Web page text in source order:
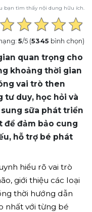
bạn tìm thấy nội dung hữu ích.
5/5 (5345 bình chọn)
quan trọng cho
khoảng thời gian
vai trò then
tư duy, học hỏi và
sữa phát triển
để đảm bảo cung
hỗ trợ bé phát
hiểu rõ vai trò
giới thiệu các loại
thời hướng dẫn
nhất với từng bé